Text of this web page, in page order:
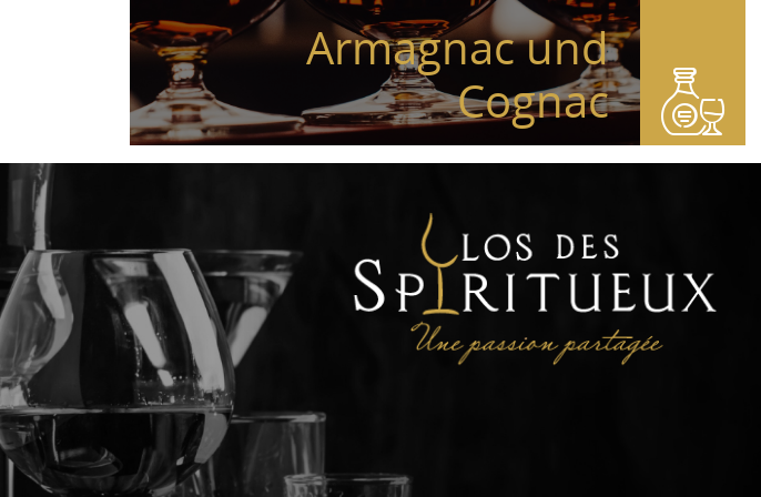
Armagnac und
Cognac